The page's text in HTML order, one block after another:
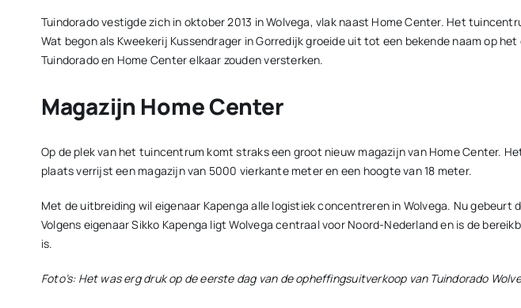
Tuindorado vestigde zich in oktober 2013 in Wolvega, vlak naast Home Center. Het
Wat begon als Kweekerij Kussendrager in Gorredijk groeide uit tot een bekende naam op
Tuindorado en Home Center elkaar zouden versterken.
Magazijn Home Center
Op de plek van het tuincentrum komt straks een groot nieuw magazijn van Home Center.
plaats verrijst een magazijn van 5000 vierkante meter en een hoogte van 18 meter.
Met de uitbreiding wil eigenaar Kapenga alle logistiek concentreren in Wolvega. Nu
Volgens eigenaar Sikko Kapenga ligt Wolvega centraal voor Noord-Nederland en is de
is.
Foto’s: Het was erg druk op de eerste dag van de opheffingsuitverkoop van Tuindorado